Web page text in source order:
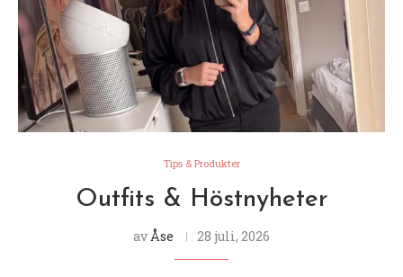
Tips & Produkter
Outfits & Höstnyheter
av Åse 28 juli, 2026